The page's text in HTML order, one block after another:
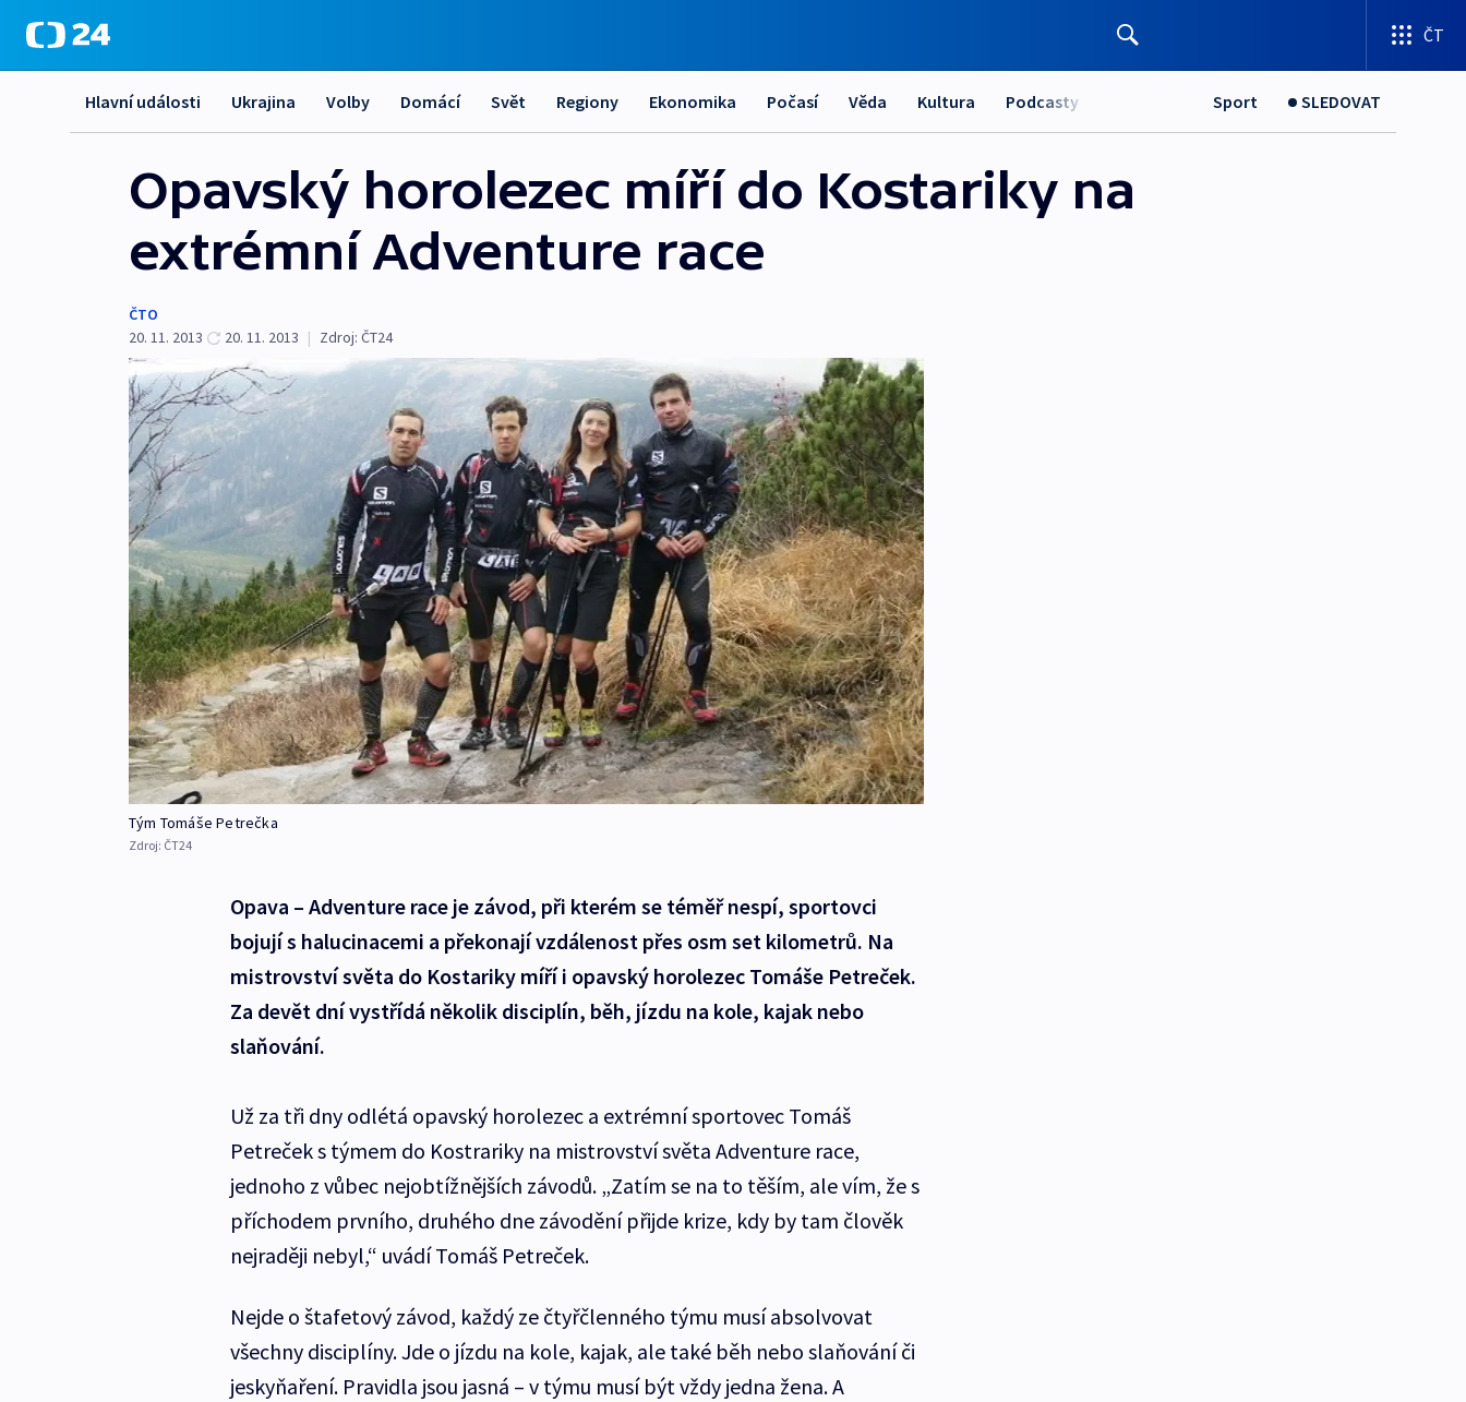
ČT
Hlavní události Ukrajina Volby Domácí Svět Regiony Ekonomika Počasí Věda Kultura Podcasty Sport SLEDOVAT
Opavský horolezec míří do Kostariky na
extrémní Adventure race
ČTO
20. 11. 2013
20. 11. 2013 | Zdroj: ČT24
Tým Tomáše Petrečka
Zdroj: ČT24
Opava – Adventure race je závod, při kterém se téměř nespí, sportovci
bojují s halucinacemi a překonají vzdálenost přes osm set kilometrů. Na
mistrovství světa do Kostariky míří i opavský horolezec Tomáše Petreček.
Za devět dní vystřídá několik disciplín, běh, jízdu na kole, kajak nebo
slaňování.
Už za tři dny odlétá opavský horolezec a extrémní sportovec Tomáš
Petreček s týmem do Kostrariky na mistrovství světa Adventure race,
jednoho z vůbec nejobtížnějších závodů. „Zatím se na to těším, ale vím, že s
příchodem prvního, druhého dne závodění přijde krize, kdy by tam člověk
nejraději nebyl,“ uvádí Tomáš Petreček.
Nejde o štafetový závod, každý ze čtyřčlenného týmu musí absolvovat
všechny disciplíny. Jde o jízdu na kole, kajak, ale také běh nebo slaňování či
jeskyňaření. Pravidla jsou jasná – v týmu musí být vždy jedna žena. A